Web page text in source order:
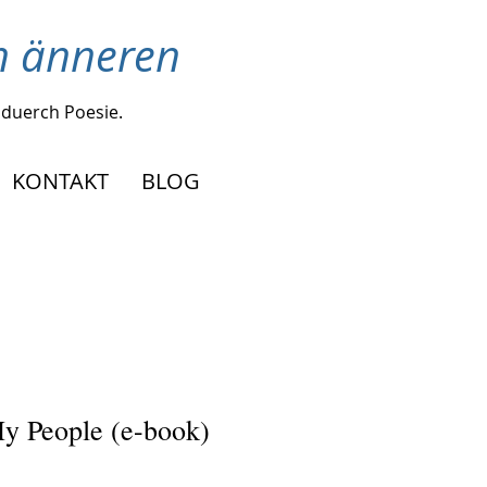
änneren
duerch Poesie.
KONTAKT BLOG
People (e-book)